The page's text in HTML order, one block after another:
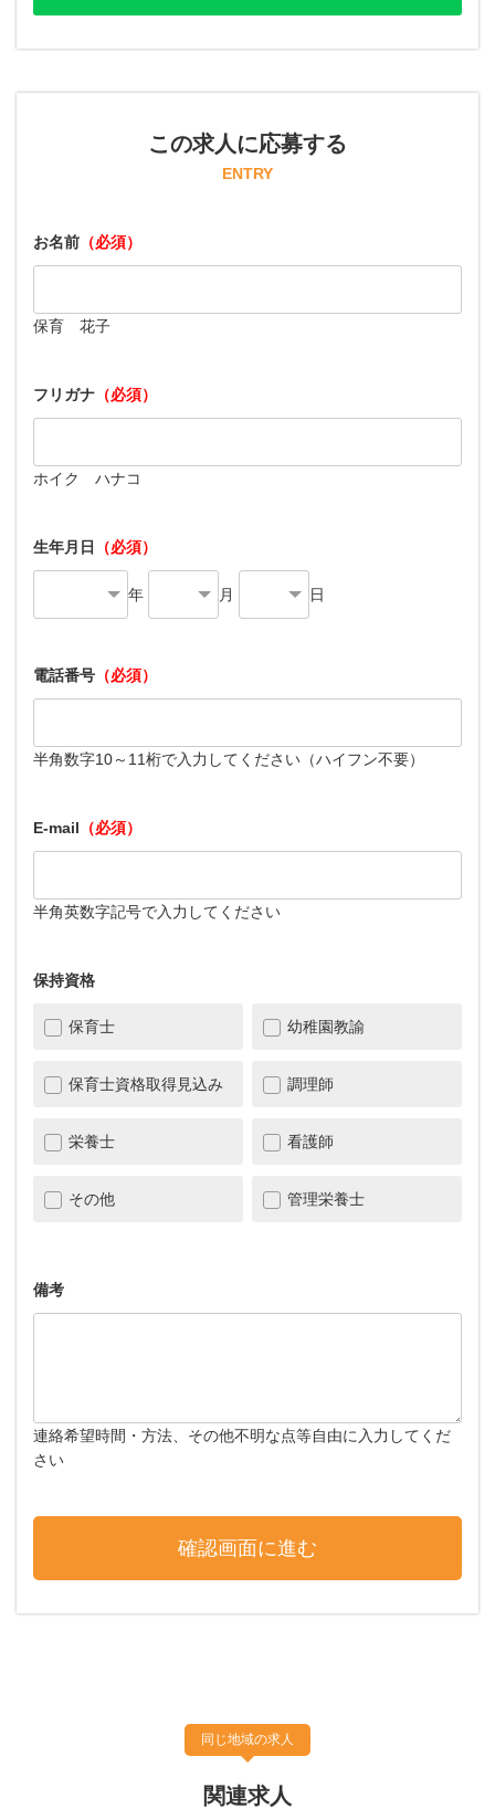
この求人に応募する
ENTRY
お名前 （必須）
保育 花子
フリガナ （必須）
ホイク ハナコ
生年月日 （必須）
年 月 日
電話番号 （必須）
半角数字10～11桁で入力してください（ハイフン不要）
E-mail （必須）
半角英数字記号で入力してください
保持資格
保育士 幼稚園教諭
保育士資格取得見込み 調理師
栄養士 看護師
その他 管理栄養士
備考
連絡希望時間・方法、その他不明な点等自由に入力してくだ
さい
同じ地域の求人
関連求人